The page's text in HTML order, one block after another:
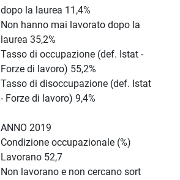
dopo la laurea 11,4%
Non hanno mai lavorato dopo la
laurea 35,2%
Tasso di occupazione (def. Istat -
Forze di lavoro) 55,2%
Tasso di disoccupazione (def. Istat
- Forze di lavoro) 9,4%
ANNO 2019
Condizione occupazionale (%)
Lavorano 52,7
Non lavorano e non cercano sort